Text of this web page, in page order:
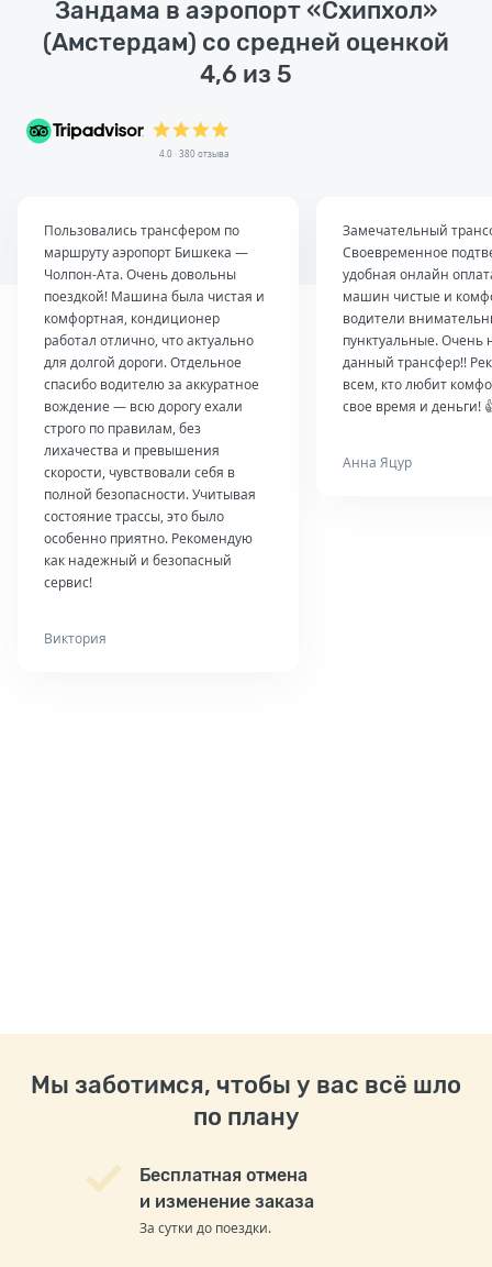
Зандама в аэропорт «Схипхол»
(Амстердам) со средней оценкой
4,6 из 5
4.0 · 380 отзыва
Пользовались трансфером по
маршруту аэропорт Бишкека —
Чолпон-Ата. Очень довольны
поездкой! Машина была чистая и
комфортная, кондиционер
работал отлично, что актуально
для долгой дороги. Отдельное
спасибо водителю за аккуратное
вождение — всю дорогу ехали
строго по правилам, без
лихачества и превышения
скорости, чувствовали себя в
полной безопасности. Учитывая
состояние трассы, это было
особенно приятно. Рекомендую
как надежный и безопасный
сервис!
Виктория
Замечательный
Своевременное
удобная онлайн
машин чистые и
водители
пунктуальные. Очень
данный трансфер!!
всем, кто любит
свое время и деньги!
Анна Яцур
Мы заботимся, чтобы у вас всё шло
по плану
Бесплатная отмена
и изменение заказа
За сутки до поездки.